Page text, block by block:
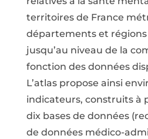
territoires de France
départements et régions
jusqu’au niveau de la
fonction des données
L’atlas propose ainsi
indicateurs, construits à
dix bases de données
de données médico-